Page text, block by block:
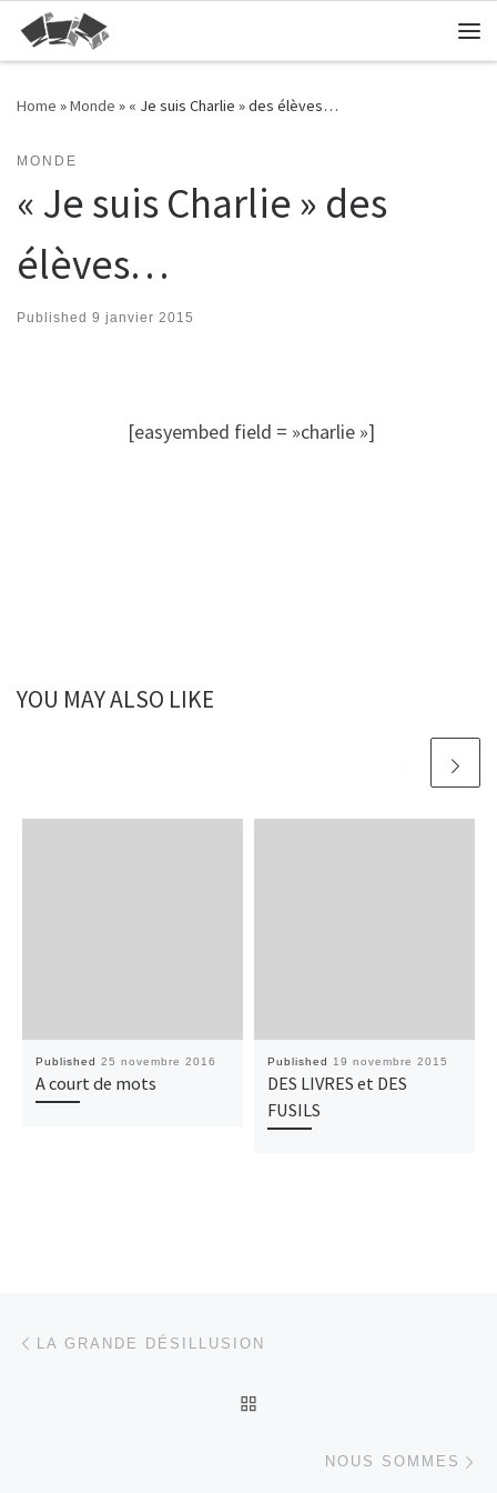
Skip to content
Home »Monde » « Je suis Charlie » des élèves…
MONDE
« Je suis Charlie » des
élèves…
Published 9 janvier 2015
[easyembed field = »charlie »]
YOU MAY ALSO LIKE
Published 25 novembre 2016
A court de mots
Published 19 novembre 2015
DES LIVRES et DES
FUSILS
Post navigation
LA GRANDE DÉSILLUSION
NOUS SOMMES